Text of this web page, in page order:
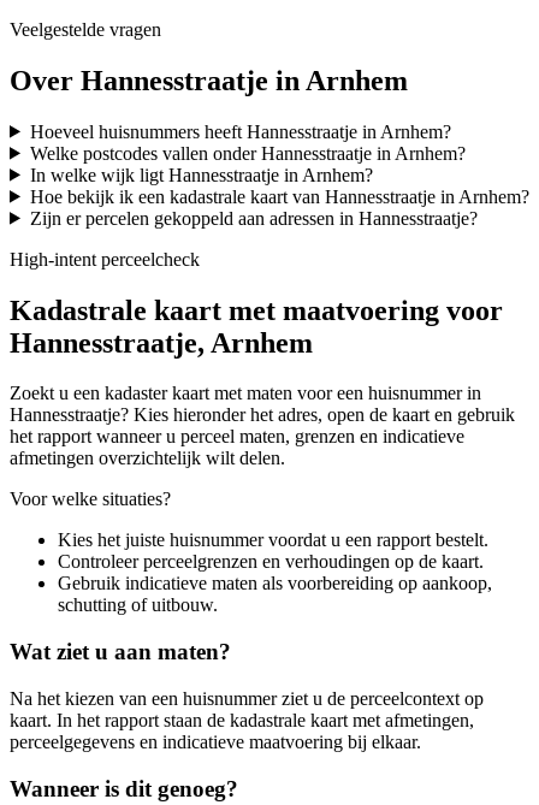
Veelgestelde vragen
Over Hannesstraatje in Arnhem
Hoeveel huisnummers heeft Hannesstraatje in Arnhem?
Welke postcodes vallen onder Hannesstraatje in Arnhem?
In welke wijk ligt Hannesstraatje in Arnhem?
Hoe bekijk ik een kadastrale kaart van Hannesstraatje in Arnhem?
Zijn er percelen gekoppeld aan adressen in Hannesstraatje?
High-intent perceelcheck
Kadastrale kaart met maatvoering voor
Hannesstraatje, Arnhem
Zoekt u een kadaster kaart met maten voor een huisnummer in
Hannesstraatje? Kies hieronder het adres, open de kaart en gebruik
het rapport wanneer u perceel maten, grenzen en indicatieve
afmetingen overzichtelijk wilt delen.
Voor welke situaties?
Kies het juiste huisnummer voordat u een rapport bestelt.
Controleer perceelgrenzen en verhoudingen op de kaart.
Gebruik indicatieve maten als voorbereiding op aankoop,
schutting of uitbouw.
Wat ziet u aan maten?
Na het kiezen van een huisnummer ziet u de perceelcontext op
kaart. In het rapport staan de kadastrale kaart met afmetingen,
perceelgegevens en indicatieve maatvoering bij elkaar.
Wanneer is dit genoeg?